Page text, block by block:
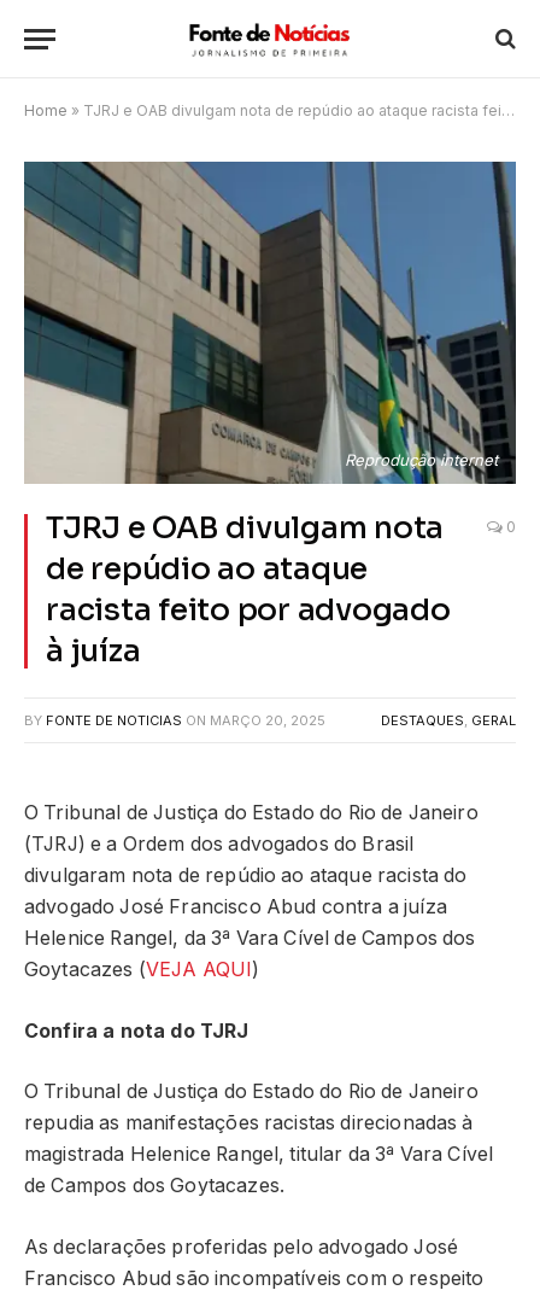
Home » TJRJ e OAB divulgam nota de repúdio ao ataque racista feito por advogado à juíza
Reprodução internet
TJRJ e OAB divulgam nota
de repúdio ao ataque
racista feito por advogado
à juíza
0
BY FONTE DE NOTICIAS ON MARÇO 20, 2025 DESTAQUES GERAL
O Tribunal de Justiça do Estado do Rio de Janeiro
(TJRJ) e a Ordem dos advogados do Brasil
divulgaram nota de repúdio ao ataque racista do
advogado José Francisco Abud contra a juíza
Helenice Rangel, da 3ª Vara Cível de Campos dos
Goytacazes (VEJA AQUI )
Confira a nota do TJRJ
O Tribunal de Justiça do Estado do Rio de Janeiro
repudia as manifestações racistas direcionadas à
magistrada Helenice Rangel, titular da 3ª Vara Cível
de Campos dos Goytacazes.
As declarações proferidas pelo advogado José
Francisco Abud são incompatíveis com o respeito